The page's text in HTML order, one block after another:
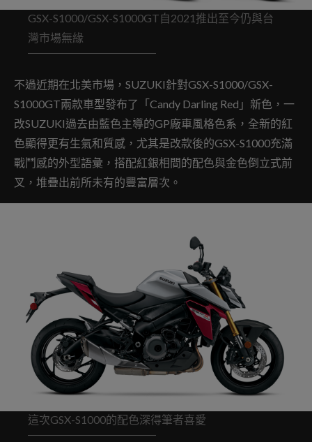
GSX-S1000/GSX-S1000GT自2021推出至今仍與台
灣市場無緣
不過近期在北美市場，SUZUKI針對GSX-S1000/GSX-
S1000GT兩款車型發布了「Candy Darling Red」新色，一
改SUZUKI過去由藍色主導的GP廠車風格色系，全新的紅
色顯得更有生氣和質感，尤其是改款後的GSX-S1000充滿
戰鬥感的外型語彙，搭配紅銀相間的配色與金色倒立式前
叉，堆疊出前所未有的豐富層次。
這次GSX-S1000的配色深得筆者喜愛